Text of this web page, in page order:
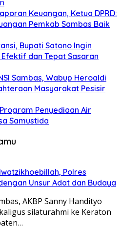
Keuangan, Ketua DPRD:
Pemkab Sambas Baik
Bupati Satono Ingin
dan Tepat Sasaran
Sambas, Wabup Heroaldi
Masyarakat Pesisir
Penyediaan Air
Samustida
Polres
Unsur Adat dan Budaya
AKBP Sanny Handityo
silaturahmi ke Keraton